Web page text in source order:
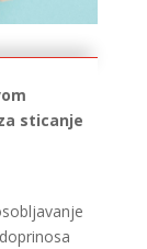
sticanje